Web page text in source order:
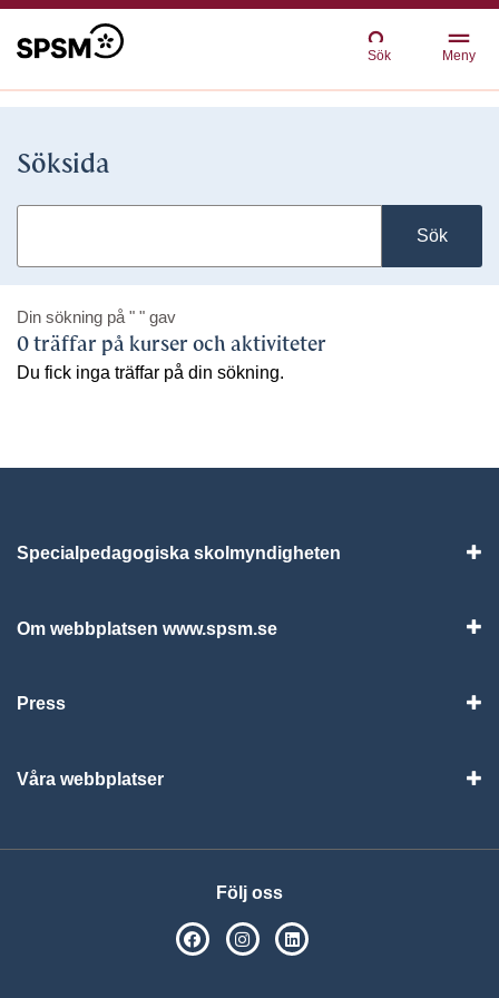
Sök Meny
Söksida
Sök
Din sökning på " " gav
0 träffar på kurser och aktiviteter
Du fick inga träffar på din sökning.
Specialpedagogiska skolmyndigheten
Om webbplatsen www.spsm.se
Press
Våra webbplatser
Följ oss
SPSM på Facebook
SPSM på Instagram